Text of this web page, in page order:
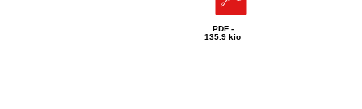
PDF -
135.9 kio